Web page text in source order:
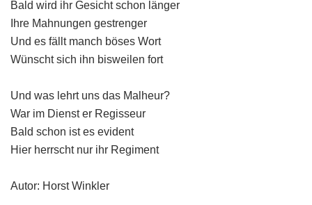
Bald wird ihr Gesicht schon länger
Ihre Mahnungen gestrenger
Und es fällt manch böses Wort
Wünscht sich ihn bisweilen fort
Und was lehrt uns das Malheur?
War im Dienst er Regisseur
Bald schon ist es evident
Hier herrscht nur ihr Regiment
Autor: Horst Winkler